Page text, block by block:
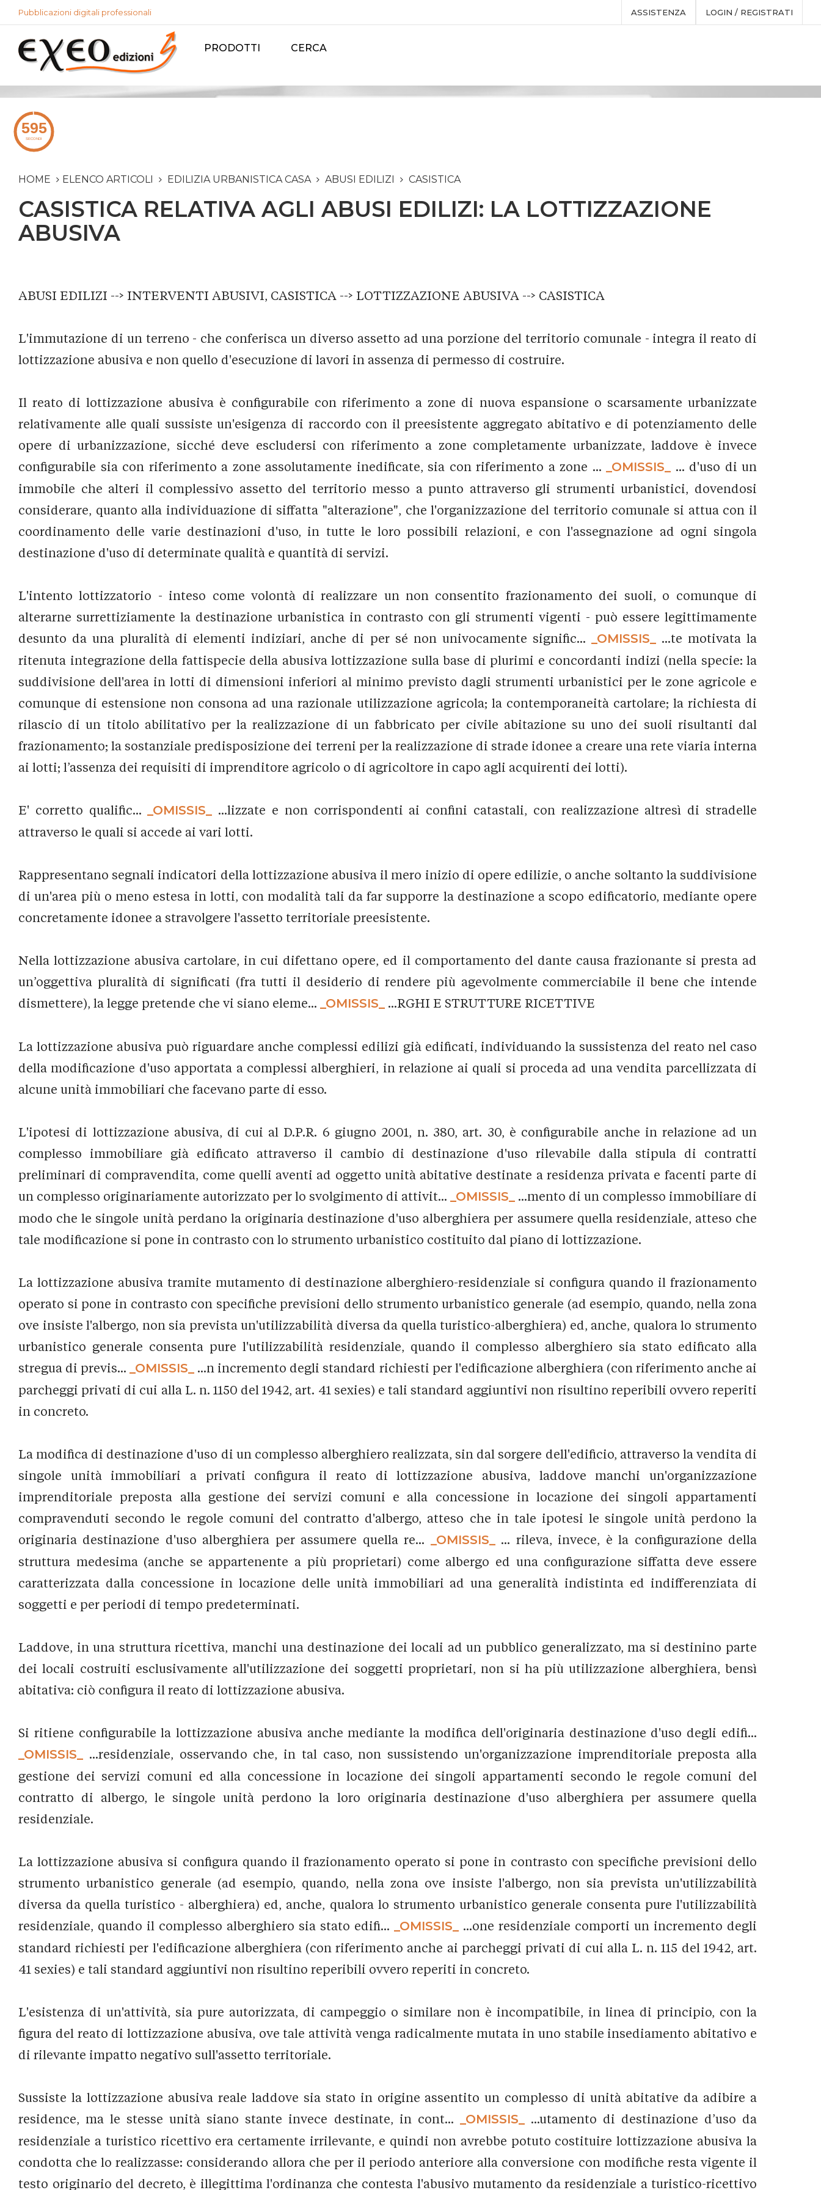
Pubblicazioni digitali professionali ASSISTENZA LOGIN / REGISTRATI
PRODOTTI CERCA
HOME ELENCO ARTICOLI EDILIZIA URBANISTICA CASA ABUSI EDILIZI CASISTICA
CASISTICA RELATIVA AGLI ABUSI EDILIZI: LA LOTTIZZAZIONE
ABUSIVA
ABUSI EDILIZI --> INTERVENTI ABUSIVI, CASISTICA --> LOTTIZZAZIONE ABUSIVA --> CASISTICA
L'immutazione di un terreno - che conferisca un diverso assetto ad una porzione del territorio comunale - integra il reato di
lottizzazione abusiva e non quello d'esecuzione di lavori in assenza di permesso di costruire.
Il reato di lottizzazione abusiva è configurabile con riferimento a zone di nuova espansione o scarsamente urbanizzate
relativamente alle quali sussiste un'esigenza di raccordo con il preesistente aggregato abitativo e di potenziamento delle
opere di urbanizzazione, sicché deve escludersi con riferimento a zone completamente urbanizzate, laddove è invece
configurabile sia con riferimento a zone assolutamente inedificate, sia con riferimento a zone ...
_OMISSIS_
... d'uso di un
immobile che alteri il complessivo assetto del territorio messo a punto attraverso gli strumenti urbanistici, dovendosi
considerare, quanto alla individuazione di siffatta "alterazione", che l'organizzazione del territorio comunale si attua con il
coordinamento delle varie destinazioni d'uso, in tutte le loro possibili relazioni, e con l'assegnazione ad ogni singola
destinazione d'uso di determinate qualità e quantità di servizi.
L'intento lottizzatorio - inteso come volontà di realizzare un non consentito frazionamento dei suoli, o comunque di
alterarne surrettiziamente la destinazione urbanistica in contrasto con gli strumenti vigenti - può essere legittimamente
desunto da una pluralità di elementi indiziari, anche di per sé non univocamente signific...
_OMISSIS_
...te motivata la
ritenuta integrazione della fattispecie della abusiva lottizzazione sulla base di plurimi e concordanti indizi (nella specie: la
suddivisione dell'area in lotti di dimensioni inferiori al minimo previsto dagli strumenti urbanistici per le zone agricole e
comunque di estensione non consona ad una razionale utilizzazione agricola; la contemporaneità cartolare; la richiesta di
rilascio di un titolo abilitativo per la realizzazione di un fabbricato per civile abitazione su uno dei suoli risultanti dal
frazionamento; la sostanziale predisposizione dei terreni per la realizzazione di strade idonee a creare una rete viaria interna
ai lotti; l’assenza dei requisiti di imprenditore agricolo o di agricoltore in capo agli acquirenti dei lotti).
E' corretto qualific... _OMISSIS_
...lizzate e non corrispondenti ai confini catastali, con realizzazione altresì di stradelle
attraverso le quali si accede ai vari lotti.
Rappresentano segnali indicatori della lottizzazione abusiva il mero inizio di opere edilizie, o anche soltanto la suddivisione
di un'area più o meno estesa in lotti, con modalità tali da far supporre la destinazione a scopo edificatorio, mediante opere
concretamente idonee a stravolgere l'assetto territoriale preesistente.
Nella lottizzazione abusiva cartolare, in cui difettano opere, ed il comportamento del dante causa frazionante si presta ad
un’oggettiva pluralità di significati (fra tutti il desiderio di rendere più agevolmente commerciabile il bene che intende
dismettere), la legge pretende che vi siano eleme...
_OMISSIS_ ...RGHI E STRUTTURE RICETTIVE
La lottizzazione abusiva può riguardare anche complessi edilizi già edificati, individuando la sussistenza del reato nel caso
della modificazione d'uso apportata a complessi alberghieri, in relazione ai quali si proceda ad una vendita parcellizzata di
alcune unità immobiliari che facevano parte di esso.
L'ipotesi di lottizzazione abusiva, di cui al D.P.R. 6 giugno 2001, n. 380, art. 30, è configurabile anche in relazione ad un
complesso immobiliare già edificato attraverso il cambio di destinazione d'uso rilevabile dalla stipula di contratti
preliminari di compravendita, come quelli aventi ad oggetto unità abitative destinate a residenza privata e facenti parte di
un complesso originariamente autorizzato per lo svolgimento di attivit...
_OMISSIS_
...mento di un complesso immobiliare di
modo che le singole unità perdano la originaria destinazione d'uso alberghiera per assumere quella residenziale, atteso che
tale modificazione si pone in contrasto con lo strumento urbanistico costituito dal piano di lottizzazione.
La lottizzazione abusiva tramite mutamento di destinazione alberghiero-residenziale si configura quando il frazionamento
operato si pone in contrasto con specifiche previsioni dello strumento urbanistico generale (ad esempio, quando, nella zona
ove insiste l'albergo, non sia prevista un'utilizzabilità diversa da quella turistico-alberghiera) ed, anche, qualora lo strumento
urbanistico generale consenta pure l'utilizzabilità residenziale, quando il complesso alberghiero sia stato edificato alla
stregua di previs...
_OMISSIS_
...n incremento degli standard richiesti per l'edificazione alberghiera (con riferimento anche ai
parcheggi privati di cui alla L. n. 1150 del 1942, art. 41 sexies) e tali standard aggiuntivi non risultino reperibili ovvero reperiti
in concreto.
La modifica di destinazione d'uso di un complesso alberghiero realizzata, sin dal sorgere dell'edificio, attraverso la vendita di
singole unità immobiliari a privati configura il reato di lottizzazione abusiva, laddove manchi un'organizzazione
imprenditoriale preposta alla gestione dei servizi comuni e alla concessione in locazione dei singoli appartamenti
compravenduti secondo le regole comuni del contratto d'albergo, atteso che in tale ipotesi le singole unità perdono la
originaria destinazione d'uso alberghiera per assumere quella re...
_OMISSIS_
... rileva, invece, è la configurazione della
struttura medesima (anche se appartenente a più proprietari) come albergo ed una configurazione siffatta deve essere
caratterizzata dalla concessione in locazione delle unità immobiliari ad una generalità indistinta ed indifferenziata di
soggetti e per periodi di tempo predeterminati.
Laddove, in una struttura ricettiva, manchi una destinazione dei locali ad un pubblico generalizzato, ma si destinino parte
dei locali costruiti esclusivamente all'utilizzazione dei soggetti proprietari, non si ha più utilizzazione alberghiera, bensì
abitativa: ciò configura il reato di lottizzazione abusiva.
Si ritiene configurabile la lottizzazione abusiva anche mediante la modifica dell'originaria destinazione d'uso degli edifi...
_OMISSIS_
...residenziale, osservando che, in tal caso, non sussistendo un'organizzazione imprenditoriale preposta alla
gestione dei servizi comuni ed alla concessione in locazione dei singoli appartamenti secondo le regole comuni del
contratto di albergo, le singole unità perdono la loro originaria destinazione d'uso alberghiera per assumere quella
residenziale.
La lottizzazione abusiva si configura quando il frazionamento operato si pone in contrasto con specifiche previsioni dello
strumento urbanistico generale (ad esempio, quando, nella zona ove insiste l'albergo, non sia prevista un'utilizzabilità
diversa da quella turistico - alberghiera) ed, anche, qualora lo strumento urbanistico generale consenta pure l'utilizzabilità
residenziale, quando il complesso alberghiero sia stato edifi...
_OMISSIS_
...one residenziale comporti un incremento degli
standard richiesti per l'edificazione alberghiera (con riferimento anche ai parcheggi privati di cui alla L. n. 115 del 1942, art.
41 sexies) e tali standard aggiuntivi non risultino reperibili ovvero reperiti in concreto.
L'esistenza di un'attività, sia pure autorizzata, di campeggio o similare non è incompatibile, in linea di principio, con la
figura del reato di lottizzazione abusiva, ove tale attività venga radicalmente mutata in uno stabile insediamento abitativo e
di rilevante impatto negativo sull'assetto territoriale.
Sussiste la lottizzazione abusiva reale laddove sia stato in origine assentito un complesso di unità abitative da adibire a
residence, ma le stesse unità siano stante invece destinate, in cont...
_OMISSIS_
...utamento di destinazione d’uso da
residenziale a turistico ricettivo era certamente irrilevante, e quindi non avrebbe potuto costituire lottizzazione abusiva la
condotta che lo realizzasse: considerando allora che per il periodo anteriore alla conversione con modifiche resta vigente il
testo originario del decreto, è illegittima l'ordinanza che contesta l'abusivo mutamento da residenziale a turistico-ricettivo